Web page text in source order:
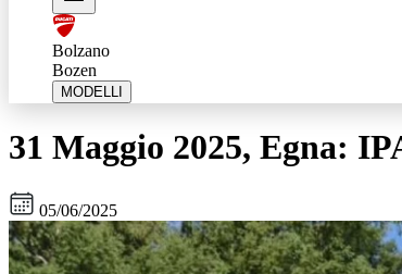
Bolzano
Bozen
MODELLI
31 Maggio 2025, Egna:
05/06/2025